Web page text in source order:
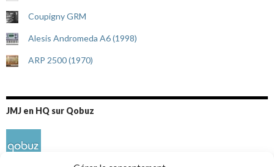
Coupigny GRM
Alesis Andromeda A6 (1998)
ARP 2500 (1970)
JMJ en HQ sur Qobuz